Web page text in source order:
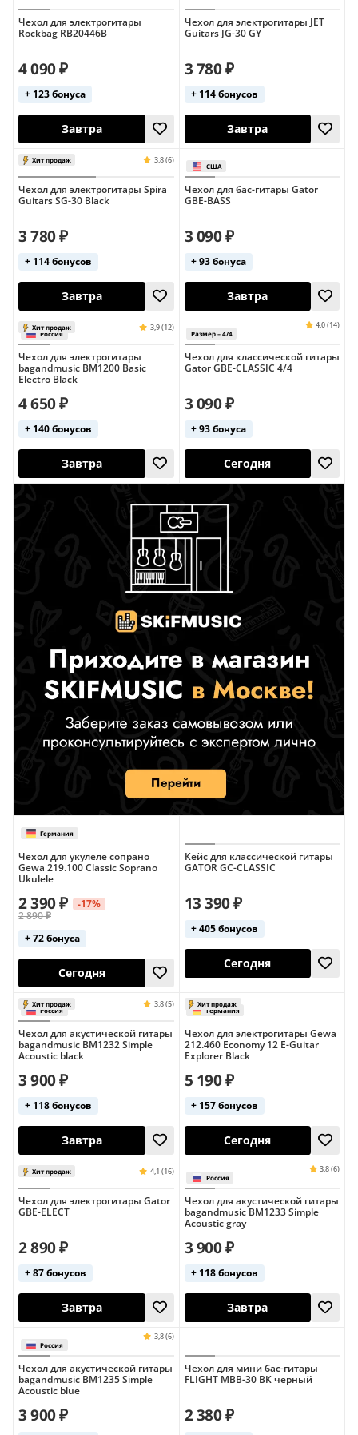
3,8 (6)
Чехол для электрогитары
Rockbag RB20446B
4 090 ₽
+ 123 бонуса
Хит продаж
Чехол для электрогитары JET
Guitars JG-30 GY
3 780 ₽
+ 114 бонусов
3,8 (6)
Чехол для электрогитары Spira
Guitars SG-30 Black
3 780 ₽
+ 114 бонусов
Чехол для бас-гитары Gator
GBE-BASS
3 090 ₽
+ 93 бонуса
3,9 (12)
Чехол для электрогитары
bagandmusic BM1200 Basic
Electro Black
4 650 ₽
+ 140 бонусов
Чехол для классической гитары
Gator GBE-CLASSIC 4/4
3 090 ₽
+ 93 бонуса
Чехол для укулеле сопрано
Gewa 219.100 Classic Soprano
Ukulele
2 390 ₽
-17%
2 890 ₽
+ 72 бонуса
Сегодня
Кейс для классической гитары
GATOR GC-CLASSIC
13 390 ₽
+ 405 бонусов
Сегодня
Чехол для акустической гитары
bagandmusic BM1232 Simple
Acoustic black
3 900 ₽
+ 118 бонусов
Чехол для электрогитары Gewa
212.460 Economy 12 E-Guitar
Explorer Black
5 190 ₽
+ 157 бонусов
Чехол для электрогитары Gator
GBE-ELECT
2 890 ₽
+ 87 бонусов
Чехол для акустической гитары
bagandmusic BM1233 Simple
Acoustic gray
3 900 ₽
+ 118 бонусов
Чехол для акустической гитары
bagandmusic BM1235 Simple
Acoustic blue
3 900 ₽
Чехол для мини бас-гитары
FLIGHT MBB-30 BK черный
2 380 ₽